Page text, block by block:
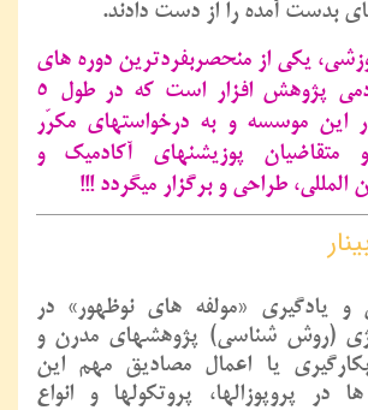
بدست آمده را از دست دادند.
یکی از منحصربفردترین دوره های
آموزشی آکادمی پژوهش افزار است که در طول 5
این موسسه و به درخواستهای مکرّر
و متقاضیان پوزیشنهای آکادمیک و
المللی، طراحی و برگزار میگردد !!!
و یادگیری «مولفه های نوظهور» در
(روش شناسی) پژوهشهای مدرن و
یا اعمال مصادیق مهم این
در پروپوزالها، پروتکولها و انواع